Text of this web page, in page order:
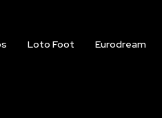
Loto Foot Eurodream